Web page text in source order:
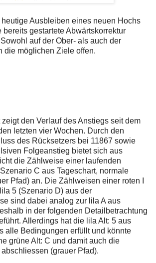
heutige Ausbleiben eines neuen Hochs
gestartete Abwärtskorrektur
auf der Ober- als auch der
die möglichen Ziele offen.
den Verlauf des Anstiegs seit dem
letzten vier Wochen. Durch den
des Rücksetzers bei 11867 sowie
Folgeanstieg bietet sich aus
die Zählweise einer laufenden
C aus Tageschart, normale
Pfad) an. Die Zählweisen einer roten I
5 (Szenario D) aus der
sind dabei analog zur lila A aus
in der folgenden Detailbetrachtung
Allerdings hat die lila Alt: 5 aus
alle Bedingungen erfüllt und könnte
grüne Alt: C und damit auch die
(grauer Pfad).